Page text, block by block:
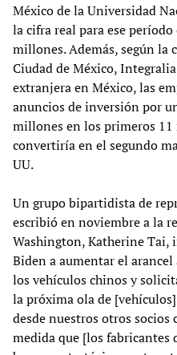
México de la Universidad
la cifra real para ese
millones. Además, según la
Ciudad de México,
extranjera en México, las
anuncios de inversión por
millones en los primeros 11
convertiría en el segundo
UU.
Un grupo bipartidista de
escribió en noviembre a la
Washington, Katherine
Biden a aumentar el
los vehículos chinos y
la próxima ola de
desde nuestros otros socios
medida que [los fabricantes